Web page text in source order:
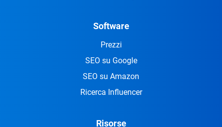
Software
Prezzi
SEO su Google
SEO su Amazon
Ricerca Influencer
Risorse